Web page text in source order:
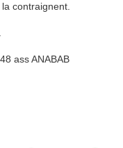
contraignent.
ass ANABAB